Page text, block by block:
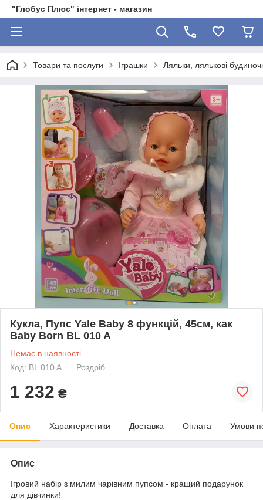
"Глобус Плюс" інтернет - магазин
Товари та послуги Іграшки Ляльки, лялькові
Кукла, Пупс Yale Baby 8 функцій, 45см, как
Baby Born BL 010 A
Немає в наявності
Код: BL 010 A
Роздріб
1 232 ₴
Опис Характеристики Доставка Оплата Умови
Опис
Ігровий набір з милим чарівним пупсом - кращий подарунок
для дівчинки!